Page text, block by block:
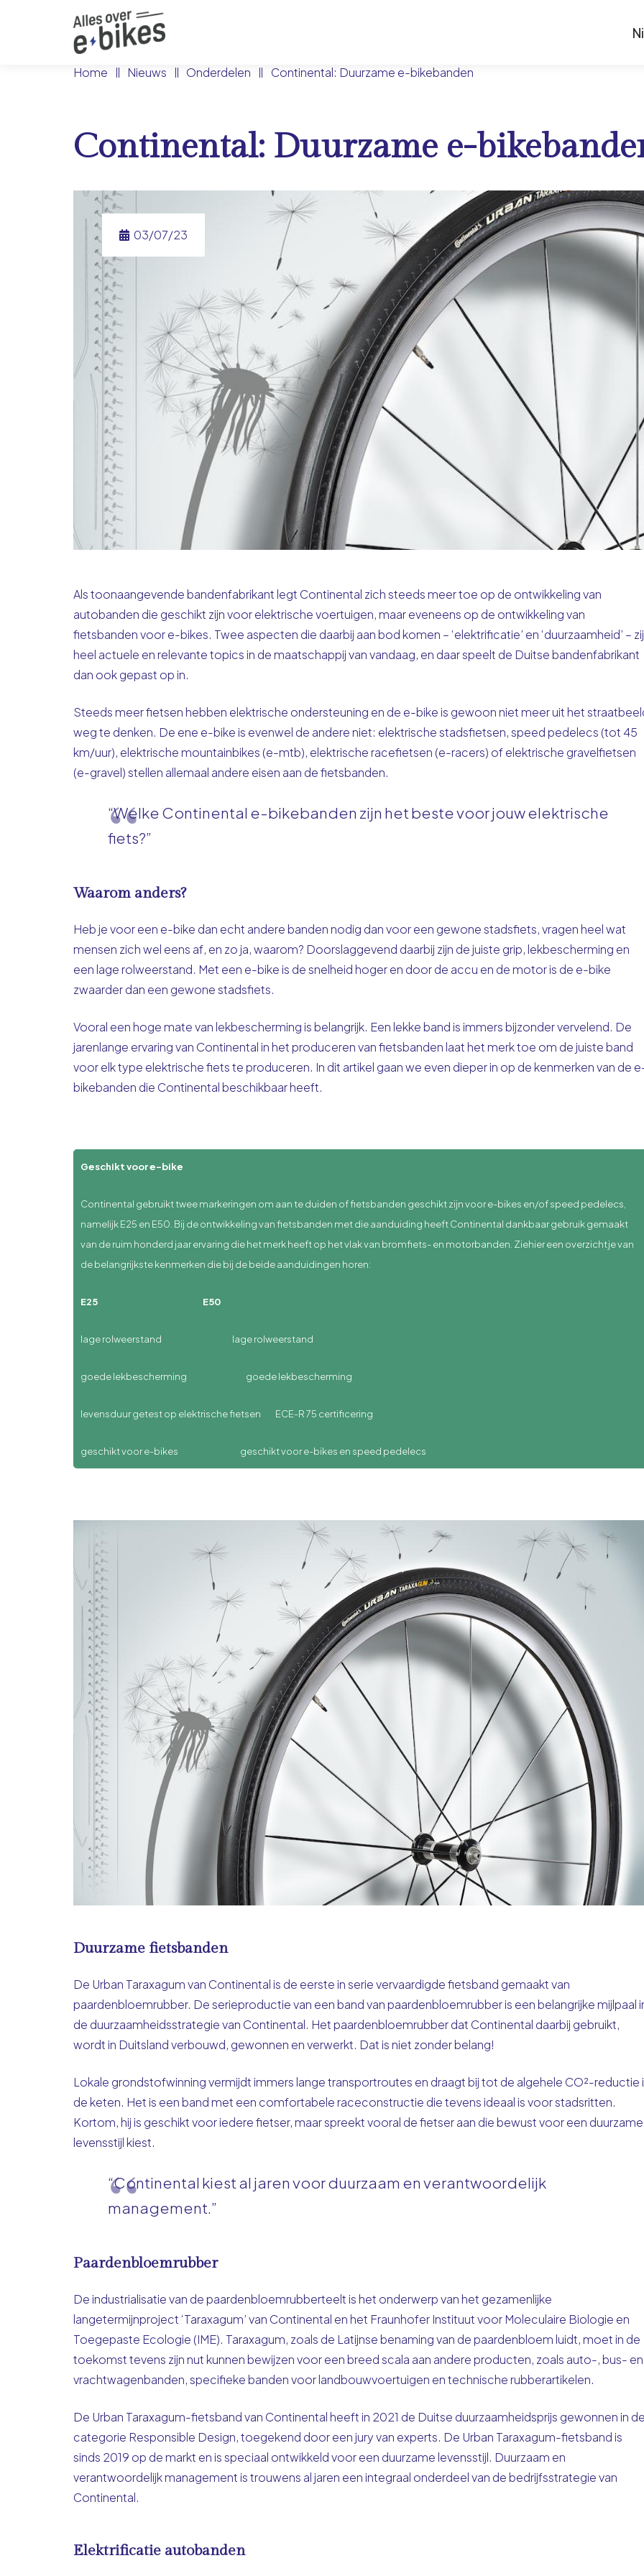
Home Nieuws Onderdelen Continental: Duurzame e-bikebanden
Continental: Duurzame e-
03/07/23
Alstoonaangevende bandenfabrikantlegt Continental zich steeds meer toe op de ontwikkeling van
autobanden die geschikt zijn voor elektrische voertuigen, maar eveneens op de ontwikkeling van
fietsbanden voor e-bikes. Twee aspecten die daarbij aan bod komen – ‘elektrificatie’ en ‘duurzaamheid’ –
heel actuele en relevante topics in de maatschappij van vandaag, en daar speelt de Duitse bandenfabrikant
dan ook gepast op in.
Steeds meer fietsen hebben elektrische ondersteuning en de e-bike is gewoon niet meer uit het
weg te denken. De ene e-bike is evenwel de andere niet: elektrische stadsfietsen, speed pedelecs (tot 45
km/uur), elektrische mountainbikes (e-mtb), elektrische racefietsen (e-racers) of elektrische gravelfietsen
(e-gravel) stellen allemaal andere eisen aan de fietsbanden.
“Welke Continental e-bikebanden zijn het beste voor jouw elektrische
fiets?”
Waarom anders?
Heb je voor een e-bike dan echt andere banden nodig dan voor een gewone stadsfiets, vragen heel wat
mensen zich wel eens af, en zo ja, waarom? Doorslaggevend daarbij zijn de juiste grip, lekbescherming en
een lage rolweerstand. Met een e-bike is de snelheid hoger en door de accu en de motor is de e-bike
zwaarder dan een gewone stadsfiets.
Vooral een hoge mate van lekbescherming is belangrijk. Een lekke band is immers bijzonder vervelend. De
jarenlange ervaring van Continental in het produceren van fietsbanden laat het merk toe om de juiste band
voor elk type elektrische fiets te produceren. In dit artikel gaan we even dieper in op de kenmerken van de
bikebanden die Continental beschikbaar heeft.
Geschikt voor e-bike
Continental gebruikt twee markeringen om aan te duiden of fietsbanden geschikt zijn voor e-bikes en/of speed pedelecs,
namelijk E25 en E50. Bij de ontwikkeling van fietsbanden met die aanduiding heeft Continental dankbaar gebruik gemaakt
van de ruim honderd jaar ervaring die het merk heeft op het vlak van bromfiets- en motorbanden. Ziehier een overzichtje van
de belangrijkste kenmerken die bij de beide aanduidingen horen:
E25 E50
lage rolweerstand lage rolweerstand
goede lekbescherming goede lekbescherming
levensduur getest op elektrische fietsen ECE-R 75 certificering
geschikt voor e-bikes geschikt voor e-bikes en speed pedelecs
Duurzame fietsbanden
De Urban Taraxagum van Continental is de eerste in serie vervaardigde fietsband gemaakt van
paardenbloemrubber. De serieproductie van een band van paardenbloemrubber is een belangrijke mijlpaal
de duurzaamheidsstrategie van Continental. Het paardenbloemrubber dat Continental daarbij gebruikt,
wordt in Duitsland verbouwd, gewonnen en verwerkt. Dat is niet zonder belang!
Lokale grondstofwinning vermijdt immers lange transportroutes en draagt bij tot de algehele CO²-reductie
de keten. Het is een band met een comfortabele raceconstructie die tevens ideaal is voor stadsritten.
Kortom, hij is geschikt voor iedere fietser, maar spreekt vooral de fietser aan die bewust voor een duurzame
levensstijl kiest.
“Continental kiest al jaren voor duurzaam en verantwoordelijk
management.”
Paardenbloemrubber
De industrialisatie van de paardenbloemrubberteelt is het onderwerp van het gezamenlijke
langetermijnproject ‘Taraxagum’ van Continental en het Fraunhofer Instituut voor Moleculaire Biologie en
Toegepaste Ecologie (IME). Taraxagum, zoals de Latijnse benaming van de paardenbloem luidt, moet in de
toekomst tevens zijn nut kunnen bewijzen voor een breed scala aan andere producten, zoals auto-, bus- en
vrachtwagenbanden, specifieke banden voor landbouwvoertuigen en technische rubberartikelen.
De Urban Taraxagum-fietsband van Continental heeft in 2021 de Duitse duurzaamheidsprijs gewonnen in
categorie Responsible Design, toegekend door een jury van experts. De Urban Taraxagum-fietsband is
sinds 2019 op de markt en is speciaal ontwikkeld voor een duurzame levensstijl. Duurzaam en
verantwoordelijk management is trouwens al jaren een integraal onderdeel van de bedrijfsstrategie van
Continental.
Elektrificatie autobanden